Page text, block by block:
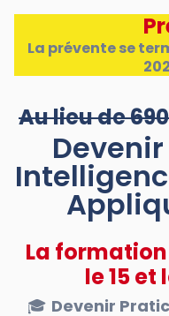
La prévente se
Au lieu de
La
le 15 et
🎓 Devenir